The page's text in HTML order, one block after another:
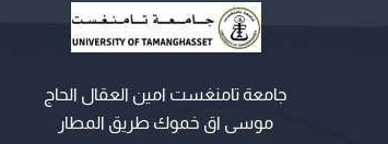
جامعة تامنغست امين العقال الحاج
موسى اق خموك طريق المطار